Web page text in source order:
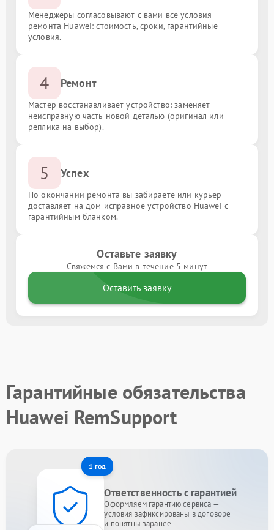
Менеджеры согласовывают с вами все условия
ремонта Huawei: стоимость, сроки, гарантийные
условия.
4 Ремонт
Мастер восстанавливает устройство: заменяет
неисправную часть новой деталью (оригинал или
реплика на выбор).
5 Успех
По окончании ремонта вы забираете или курьер
доставляет на дом исправное устройство Huawei с
гарантийным бланком.
Оставьте заявку
Свяжемся с Вами в течение 5 минут
Оставить заявку
Гарантийные обязательства
Huawei RemSupport
1 год
Ответственность с гарантией
Оформляем гарантию сервиса —
условия зафиксированы в договоре
и понятны заранее.